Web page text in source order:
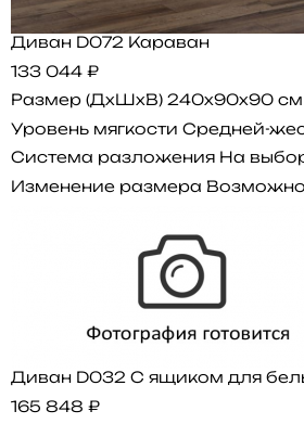
Диван D072 Караван
133 044 ₽
Размер (ДхШхВ) 240x90x90 см
Уровень мягкости Средней-
Система разложения На
Изменение размера Возможно
Диван D032 С ящиком для
165 848 ₽